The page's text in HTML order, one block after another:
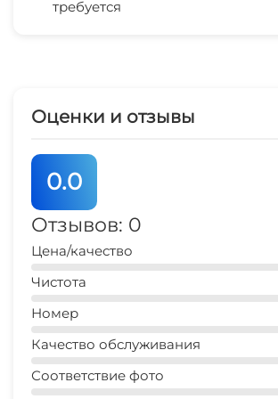
Отопление
Гладильные принадлежности
Спутниковое ТВ
Прачечная
Частный пляж
Семейные номера
требуется
Оценки и отзывы
0.0
Отзывов: 0
Цена/качество
Чистота
Номер
Качество обслуживания
Соответствие фото